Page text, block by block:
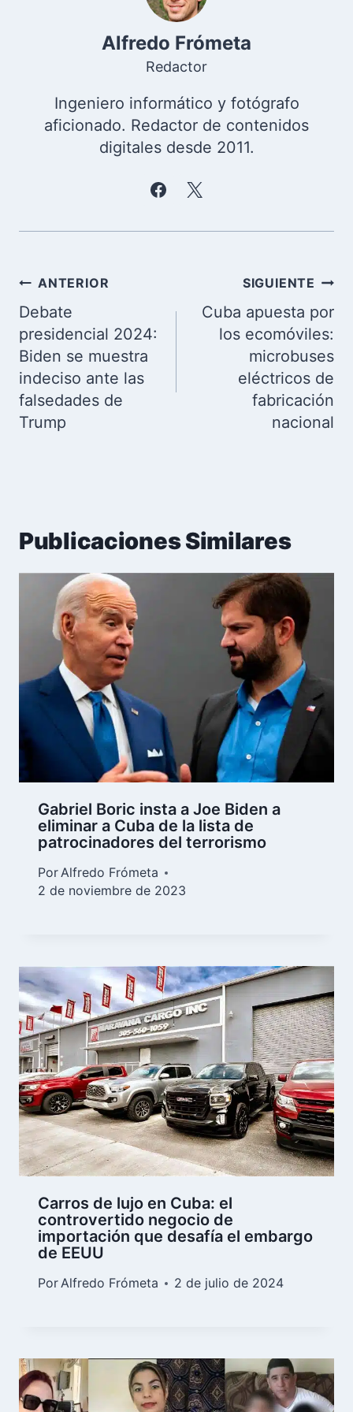
Alfredo Frómeta
Redactor
Ingeniero informático y fotógrafo
aficionado. Redactor de contenidos
digitales desde 2011.
Navegación
de
entradas
ANTERIOR
Debate
presidencial 2024:
Biden se muestra
indeciso ante las
falsedades de
Trump
SIGUIENTE
Cuba apuesta por
los ecomóviles:
microbuses
eléctricos de
fabricación
nacional
Publicaciones Similares
Gabriel Boric insta a Joe Biden a
eliminar a Cuba de la lista de
patrocinadores del terrorismo
PorAlfredo Frómeta
2 de noviembre de 2023
Carros de lujo en Cuba: el
controvertido negocio de
importación que desafía el embargo
de EEUU
PorAlfredo Frómeta 2 de julio de 2024